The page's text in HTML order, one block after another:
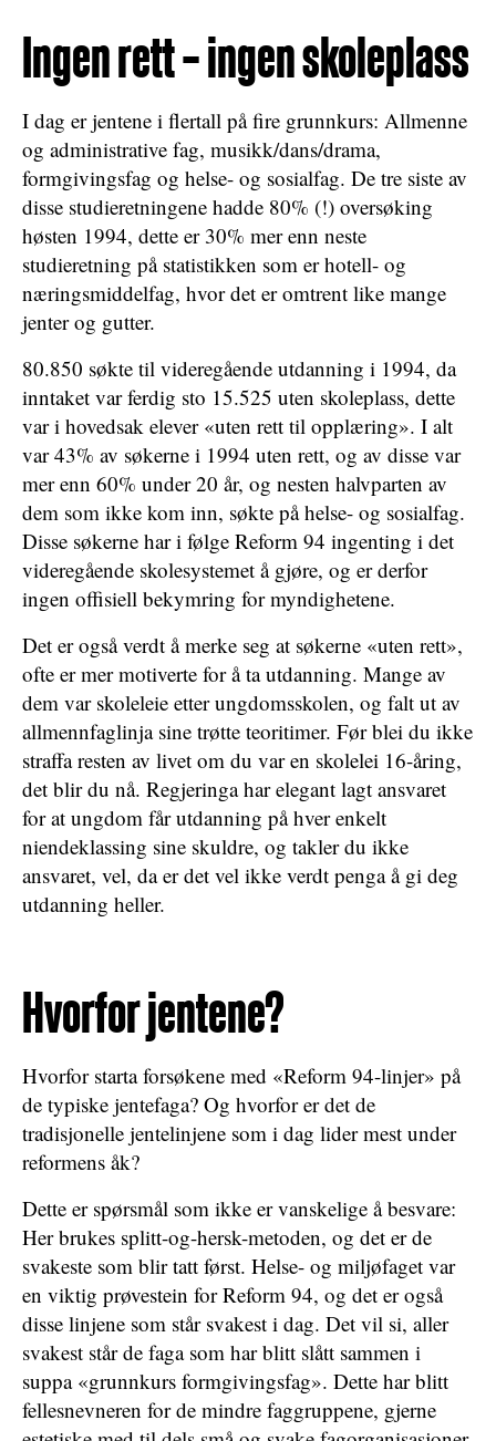
Ingen rett – ingen skoleplass
I dag er jentene i flertall på fire grunnkurs: Allmenne
og administrative fag, musikk/dans/drama,
formgivingsfag og helse- og sosialfag. De tre siste av
disse studieretningene hadde 80% (!) oversøking
høsten 1994, dette er 30% mer enn neste
studieretning på statistikken som er hotell- og
næringsmiddelfag, hvor det er omtrent like mange
jenter og gutter.
80.850 søkte til videregående utdanning i 1994, da
inntaket var ferdig sto 15.525 uten skoleplass, dette
var i hovedsak elever «uten rett til opplæring». I alt
var 43% av søkerne i 1994 uten rett, og av disse var
mer enn 60% under 20 år, og nesten halvparten av
dem som ikke kom inn, søkte på helse- og sosialfag.
Disse søkerne har i følge Reform 94 ingenting i det
videregående skolesystemet å gjøre, og er derfor
ingen offisiell bekymring for myndighetene.
Det er også verdt å merke seg at søkerne «uten rett»,
ofte er mer motiverte for å ta utdanning. Mange av
dem var skoleleie etter ungdomsskolen, og falt ut av
allmennfaglinja sine trøtte teoritimer. Før blei du ikke
straffa resten av livet om du var en skolelei 16-åring,
det blir du nå. Regjeringa har elegant lagt ansvaret
for at ungdom får utdanning på hver enkelt
niendeklassing sine skuldre, og takler du ikke
ansvaret, vel, da er det vel ikke verdt penga å gi deg
utdanning heller.
Hvorfor jentene?
Hvorfor starta forsøkene med «Reform 94-linjer» på
de typiske jentefaga? Og hvorfor er det de
tradisjonelle jentelinjene som i dag lider mest under
reformens åk?
Dette er spørsmål som ikke er vanskelige å besvare:
Her brukes splitt-og-hersk-metoden, og det er de
svakeste som blir tatt først. Helse- og miljøfaget var
en viktig prøvestein for Reform 94, og det er også
disse linjene som står svakest i dag. Det vil si, aller
svakest står de faga som har blitt slått sammen i
suppa «grunnkurs formgivingsfag». Dette har blitt
fellesnevneren for de mindre faggruppene, gjerne